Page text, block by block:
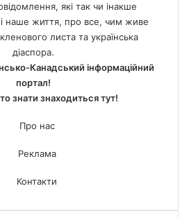
які так чи інакше
наше життя, про все, чим живе
листа та українська
діаспора.
Канадський інформаційний
портал!
знати знаходиться тут!
Про нас
Реклама
Контакти